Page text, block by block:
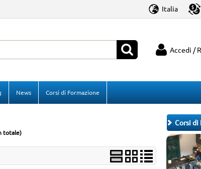
Italia
Accedi /
Per completare l'ordine inserisci il
nome utente e la password e poi
clicca sul pulsante "Accedi"
News Corsi di Formazione
totale)
Corsi di